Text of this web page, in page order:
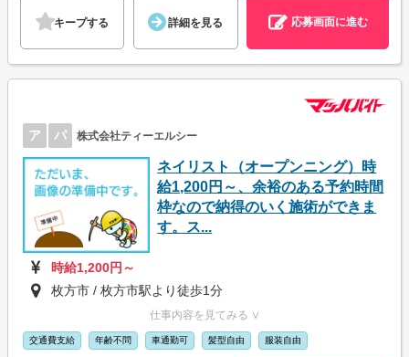
キープする 詳細を見る 応募画面に進む
ア パ 株式会社ティーエルシー
ネイリスト（オープンニング）時
給1,200円～、余裕のある予約時間
枠なので納得のいく施術ができま
す。ス...
時給1,200円～
枚方市 / 枚方市駅より徒歩1分
仕事内容を見てみる ∨
交通費支給 年齢不問 車通勤可 髪型自由 服装自由